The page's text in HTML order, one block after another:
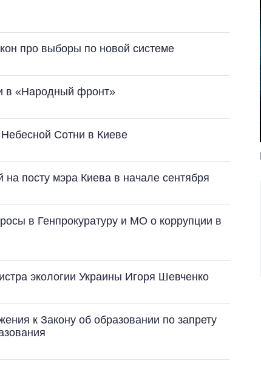
про выборы по новой системе
в «Народный фронт»
Сотни в Киеве
посту мэра Киева в начале сентября
в Генпрокуратуру и МО о коррупции в
экологии Украины Игоря Шевченко
к Закону об образовании по запрету
тарифы на
на начало августа